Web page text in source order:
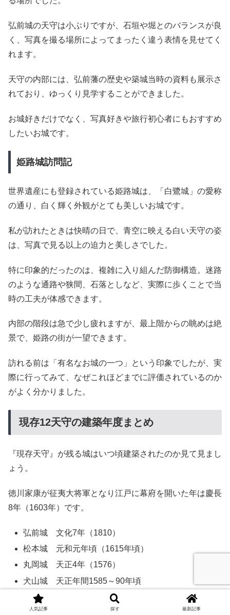
弘前城の天守は小ぶりですが、石垣や堀とのバランスが良
く、写真を撮る場所によってまったく違う表情を見せてく
れます。
天守の内部には、弘前藩の歴史や築城当時の資料も展示さ
れており、ゆっくり見学することができました。
お城好きだけでなく、写真好きや旅行初心者にもおすすめ
したいお城です。
姫路城訪問記
世界遺産にも登録されている姫路城は、「白鷺城」の愛称
の通り、白く輝く外観がとても美しいお城です。
私が訪れたときは快晴の日で、青空に映える白い天守の姿
は、写真で見る以上の迫力と美しさでした。
特に印象的だったのは、複雑に入り組んだ防御構造。迷路
のような通路や狭間、石落としなど、実際に歩くことで当
時の工夫が体感できます。
内部の階段は急で少し疲れますが、最上階からの眺めは絶
景で、姫路の街が一望できます。
訪れる前は「有名なお城の一つ」という印象でしたが、実
際に行ってみて、なぜこれほどまでに評価されているのか
がよく分かりました。
現存12天守の建築年度まとめ
『現存天守』が残る城はいつ頃建築されたのか見て見まし
ょう。
徳川家康が征夷大将軍となり江戸に幕府を開いた年は慶長
8年（1603年）です。
弘前城 文化7年（1810）
松本城 元和元年頃（1615年頃）
丸岡城 天正4年（1576）
犬山城 天正年間1585～90年頃
彦根城 慶長11年（1606）
姫路城 慶長14年（1609）
人気記事 探す 最新記事